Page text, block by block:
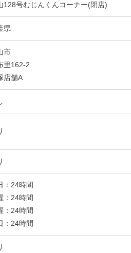
128号むじんくんコーナー(閉店)
県
市
里162-2
店舗A
：24時間
：24時間
：24時間
：24時間